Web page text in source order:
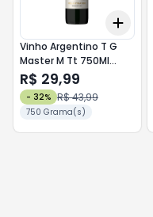
Add
Vinho Argentino T G
Master M Tt 750Ml
Malbec
R$ 29,99
- 32% R$ 43,99
750 Grama(s)